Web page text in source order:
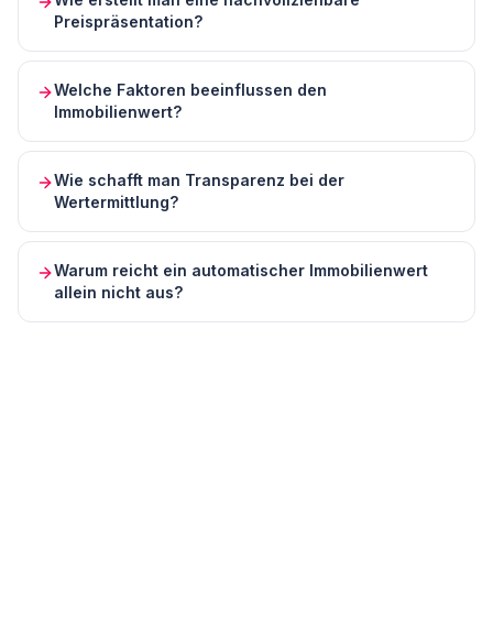
Preispräsentation?
Welche Faktoren beeinflussen den
Immobilienwert?
Wie schafft man Transparenz bei der
Wertermittlung?
Warum reicht ein automatischer Immobilienwert
allein nicht aus?